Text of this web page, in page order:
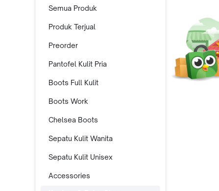
Semua Produk
Produk Terjual
Preorder
Pantofel Kulit Pria
Boots Full Kulit
Boots Work
Chelsea Boots
Sepatu Kulit Wanita
Sepatu Kulit Unisex
Accessories